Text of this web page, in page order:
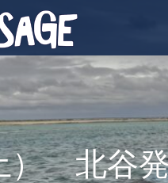
） 北